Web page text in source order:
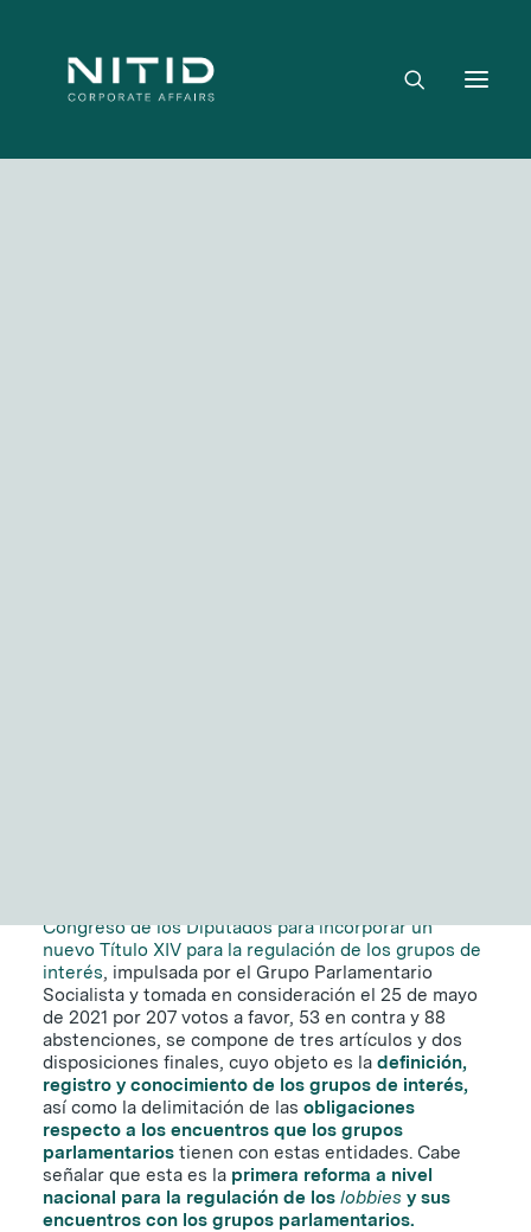
Congreso de los Diputados para incorporar un
nuevo Título XIV para la regulación de los grupos de
interés, impulsada por el Grupo Parlamentario
Socialista y tomada en consideración el 25 de mayo
de 2021 por 207 votos a favor, 53 en contra y 88
abstenciones, se compone de tres artículos y dos
disposiciones finales, cuyo objeto es la definición,
registro y conocimiento de los grupos de interés,
así como la delimitación de las obligaciones
respecto a los encuentros que los grupos
parlamentarios tienen con estas entidades. Cabe
señalar que esta es la primera reforma a nivel
nacional para la regulación de los lobbies y sus
encuentros con los grupos parlamentarios.